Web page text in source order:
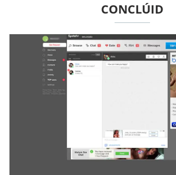
CONCLÚID